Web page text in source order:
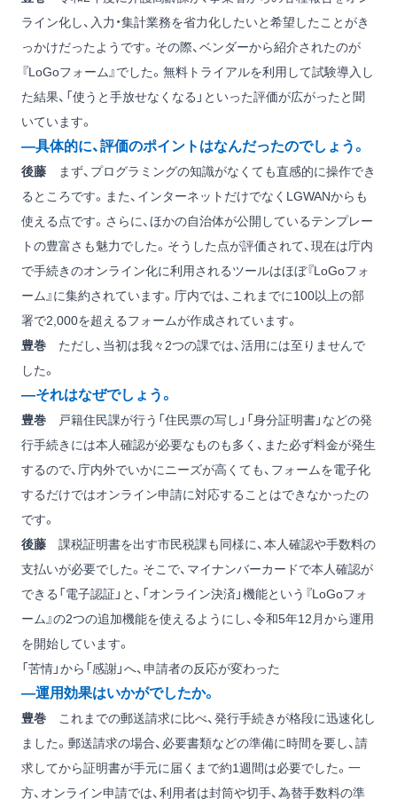
ライン化し、入力・集計業務を省力化したいと希望したことがき
っかけだったようです。その際、ベンダーから紹介されたのが
『LoGoフォーム』でした。無料トライアルを利用して試験導入し
た結果、「使うと手放せなくなる」といった評価が広がったと聞
いています。
―具体的に、評価のポイントはなんだったのでしょう。
後藤 まず、プログラミングの知識がなくても直感的に操作でき
るところです。また、インターネットだけでなくLGWANからも
使える点です。さらに、ほかの自治体が公開しているテンプレー
トの豊富さも魅力でした。そうした点が評価されて、現在は庁内
で手続きのオンライン化に利用されるツールはほぼ『LoGoフォ
ーム』に集約されています。庁内では、これまでに100以上の部
署で2,000を超えるフォームが作成されています。
豊巻 ただし、当初は我々2つの課では、活用には至りませんで
した。
―それはなぜでしょう。
豊巻 戸籍住民課が行う「住民票の写し」「身分証明書」などの発
行手続きには本人確認が必要なものも多く、また必ず料金が発生
するので、庁内外でいかにニーズが高くても、フォームを電子化
するだけではオンライン申請に対応することはできなかったの
です。
後藤 課税証明書を出す市民税課も同様に、本人確認や手数料の
支払いが必要でした。そこで、マイナンバーカードで本人確認が
できる「電子認証」と、「オンライン決済」機能という『LoGoフォ
ーム』の2つの追加機能を使えるようにし、令和5年12月から運用
を開始しています。
「苦情」から「感謝」へ、申請者の反応が変わった
―運用効果はいかがでしたか。
豊巻 これまでの郵送請求に比べ、発行手続きが格段に迅速化し
ました。郵送請求の場合、必要書類などの準備に時間を要し、請
求してから証明書が手元に届くまで約1週間は必要でした。一
方、オンライン申請では、利用者は封筒や切手、為替手数料の準